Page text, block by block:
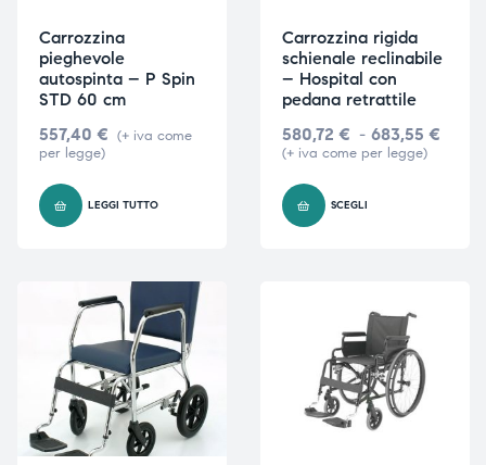
Carrozzina
pieghevole
autospinta – P Spin
STD 60 cm
557,40 € (+ iva come
per legge)
LEGGI TUTTO
Carrozzina rigida
schienale reclinabile
– Hospital con
pedana retrattile
580,72 € - 683,55 €
(+ iva come per legge)
SCEGLI